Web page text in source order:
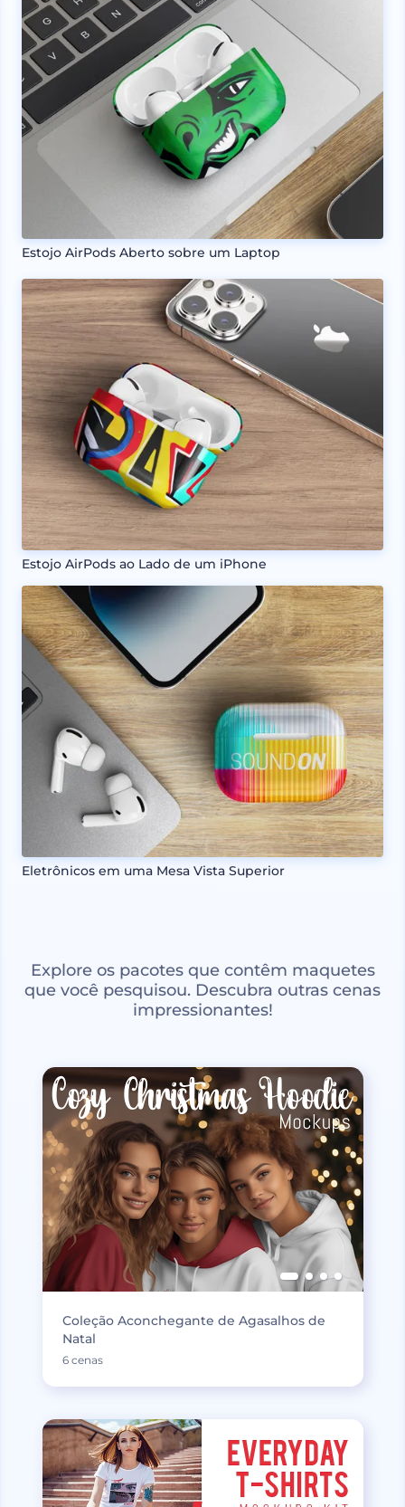
Estojo AirPods Aberto sobre um Laptop
Estojo AirPods ao Lado de um iPhone
Eletrônicos em uma Mesa Vista Superior
Explore os pacotes que contêm maquetes
que você pesquisou. Descubra outras cenas
impressionantes!
Coleção Aconchegante de Agasalhos de
Natal
6 cenas